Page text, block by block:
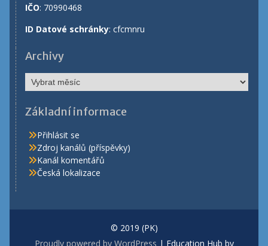
IČO: 70990468
ID Datové schránky: cfcmnru
Archivy
Základní informace
Přihlásit se
Zdroj kanálů (příspěvky)
Kanál komentářů
Česká lokalizace
© 2019 (PK)
Proudly powered by WordPress | Education Hub by